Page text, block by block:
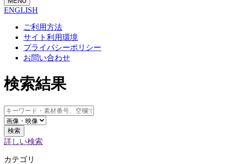
ENGLISH
ご利用方法
サイト利用環境
プライバシーポリシー
お問い合わせ
検索結果
検索
詳しい検索
カテゴリ